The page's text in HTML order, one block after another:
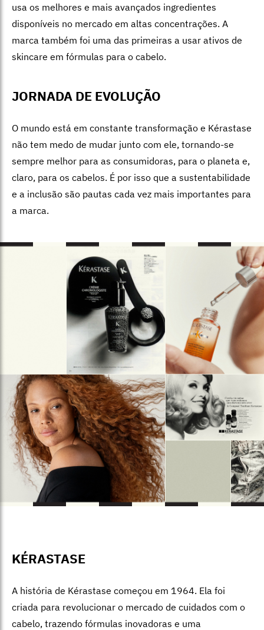
usa os melhores e mais avançados ingredientes
disponíveis no mercado em altas concentrações. A
marca também foi uma das primeiras a usar ativos de
skincare em fórmulas para o cabelo.
JORNADA DE EVOLUÇÃO
O mundo está em constante transformação e Kérastase
não tem medo de mudar junto com ele, tornando-se
sempre melhor para as consumidoras, para o planeta e,
claro, para os cabelos. É por isso que a sustentabilidade
e a inclusão são pautas cada vez mais importantes para
a marca.
KÉRASTASE
A história de Kérastase começou em 1964. Ela foi
criada para revolucionar o mercado de cuidados com o
cabelo, trazendo fórmulas inovadoras e uma